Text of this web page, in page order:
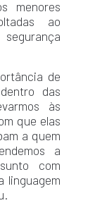
menores
ao
de
das
às
que elas
a quem
a
com
linguagem